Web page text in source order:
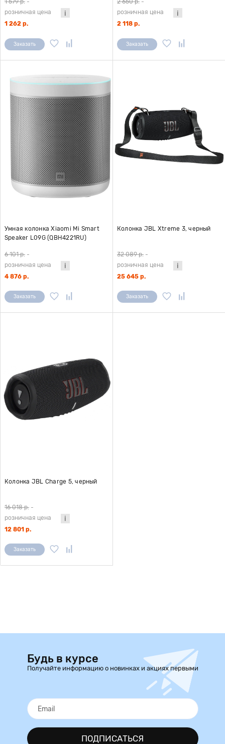
1 579 р. -
розничная цена
1 262 р.
Заказать
2 650 р. -
розничная цена
2 118 р.
Заказать
Умная колонка Xiaomi Mi Smart
Speaker L09G (QBH4221RU)
6 101 р. -
розничная цена
4 876 р.
Заказать
Колонка JBL Xtreme 3, черный
32 089 р. -
розничная цена
25 645 р.
Заказать
Колонка JBL Charge 5, черный
16 018 р. -
розничная цена
12 801 р.
Заказать
Будь в курсе
Получайте информацию о новинках и акциях первыми
ПОДПИСАТЬСЯ